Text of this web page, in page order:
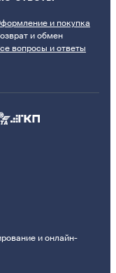
и покупка
и обмен
вопросы и ответы
и онлайн-